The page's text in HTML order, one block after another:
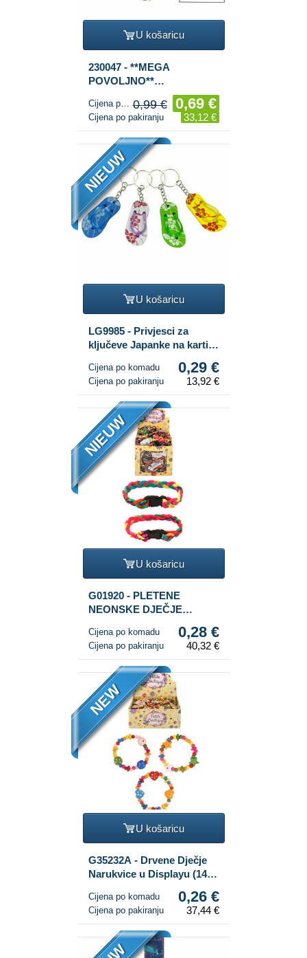
U košaricu
230047 - **MEGA
POVOLJNO**
KOMPLETAN STALAK S
MODNIM NAKITOM -
OGRLICE (48 kom.)
Cijena po komadu 0,99 € 0,69 €
Cijena po pakiranju 33,12 €
NIEUW
U košaricu
LG9985 - Privjesci za
ključeve Japanke na kartici
Cijena po komadu 0,29 €
Cijena po pakiranju 13,92 €
NIEUW
U košaricu
G01920 - PLETENE
NEONSKE DJEČJE
(144 kom)
Cijena po komadu 0,28 €
Cijena po pakiranju 40,32 €
NEW
U košaricu
G35232A - Drvene Dječje
Narukvice u Displayu (144
Cijena po komadu 0,26 €
Cijena po pakiranju 37,44 €